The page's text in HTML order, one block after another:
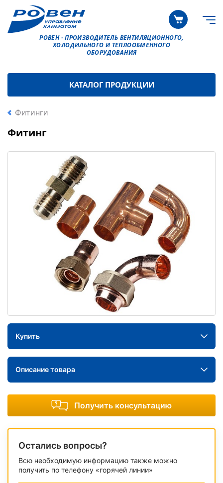
РОВЕН - ПРОИЗВОДИТЕЛЬ ВЕНТИЛЯЦИОННОГО,
ХОЛОДИЛЬНОГО И ТЕПЛООБМЕННОГО
ОБОРУДОВАНИЯ
КАТАЛОГ ПРОДУКЦИИ
Фитинги
Фитинг
Купить
Описание товара
Получить консультацию
Остались вопросы?
Всю необходимую информацию также можно
получить по телефону «горячей линии»